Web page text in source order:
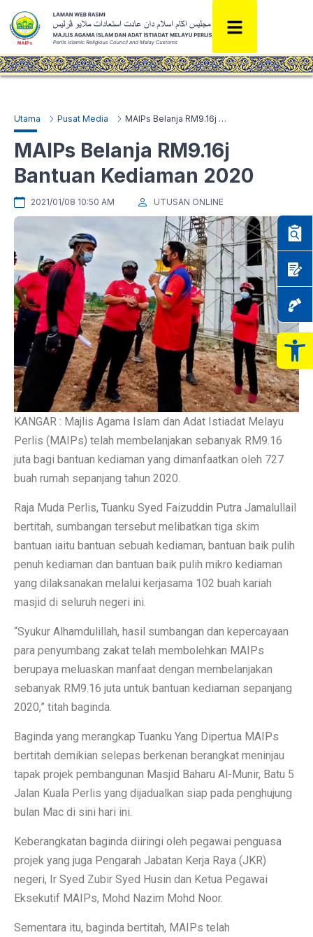
Utama Pusat Media MAIPs Belanja RM9.16j Bantuan Kediaman 2020
MAIPs Belanja RM9.16j
Bantuan Kediaman 2020
2021/01/08 10:50 AM UTUSAN ONLINE
KANGAR : Majlis Agama Islam dan Adat Istiadat Melayu
Perlis (MAIPs) telah membelanjakan sebanyak RM9.16
juta bagi bantuan kediaman yang dimanfaatkan oleh 727
buah rumah sepanjang tahun 2020.
Raja Muda Perlis, Tuanku Syed Faizuddin Putra Jamalullail
bertitah, sumbangan tersebut melibatkan tiga skim
bantuan iaitu bantuan sebuah kediaman, bantuan baik pulih
penuh kediaman dan bantuan baik pulih mikro kediaman
yang dilaksanakan melalui kerjasama 102 buah kariah
masjid di seluruh negeri ini.
“Syukur Alhamdulillah, hasil sumbangan dan kepercayaan
para penyumbang zakat telah membolehkan MAIPs
berupaya meluaskan manfaat dengan membelanjakan
sebanyak RM9.16 juta untuk bantuan kediaman sepanjang
2020,” titah baginda.
Baginda yang merangkap Tuanku Yang Dipertua MAIPs
bertitah demikian selepas berkenan berangkat meninjau
tapak projek pembangunan Masjid Baharu Al-Munir, Batu 5
Jalan Kuala Perlis yang dijadualkan siap pada penghujung
bulan Mac di sini hari ini.
Keberangkatan baginda diiringi oleh pegawai penguasa
projek yang juga Pengarah Jabatan Kerja Raya (JKR)
negeri, Ir Syed Zubir Syed Husin dan Ketua Pegawai
Eksekutif MAIPs, Mohd Nazim Mohd Noor.
Sementara itu, baginda bertitah, MAIPs telah